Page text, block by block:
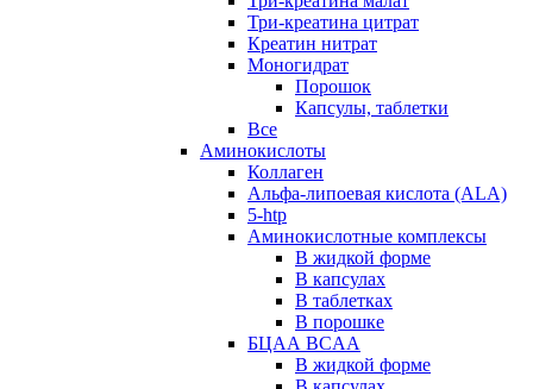
Три-креатина цитрат
Креатин нитрат
Моногидрат
Порошок
Капсулы, таблетки
Все
Аминокислоты
Коллаген
Альфа-липоевая кислота (ALA)
5-htp
Аминокислотные комплексы
В жидкой форме
В капсулах
В таблетках
В порошке
БЦАА BCAA
В жидкой форме